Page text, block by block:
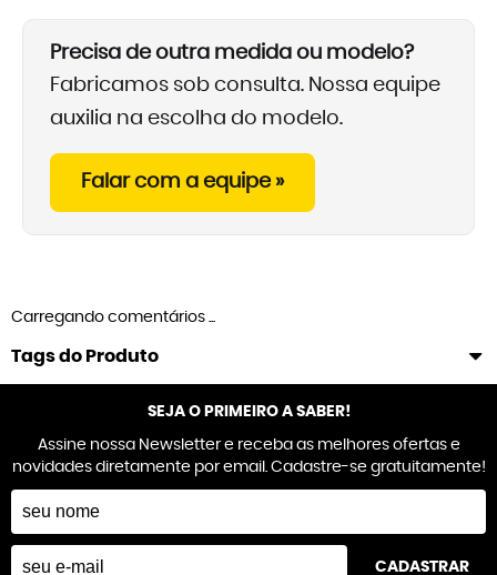
Precisa de outra medida ou modelo?
Fabricamos sob consulta. Nossa equipe
auxilia na escolha do modelo.
Falar com a equipe »
Carregando comentários ...
Tags do Produto
SEJA O PRIMEIRO A SABER!
Assine nossa Newsletter e receba as melhores ofertas e
novidades diretamente por email. Cadastre-se gratuitamente!
CADASTRAR